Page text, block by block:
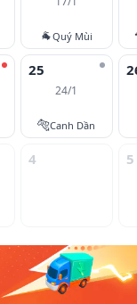
🐐Quý Mùi
25
24/1
🐅Canh Dần
4 5